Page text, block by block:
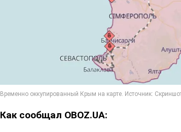
Как сообщал OBOZ.UA: